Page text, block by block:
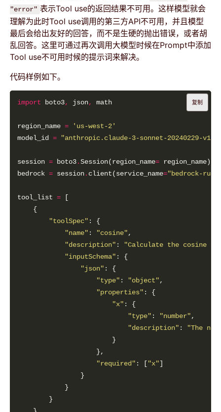
"error" 表示Tool use的返回结果不可用。这样模型就会
理解为此时Tool use调用的第三方API不可用，并且模型
最后会给出友好的回答，而不是生硬的抛出错误，或者胡
乱回答。这里可通过再次调用大模型时候在Prompt中添加
Tool use不可用时候的提示词来解决。
代码样例如下。
import boto3, json,
region_name =
'us-west-2'
model_id = "anthropic.claude-3-sonnet-20240229-
session = boto3.Session(region_name=
bedrock = session. client(service_name="bedrock-
tool_list =
"toolSpec"
"name" : "cosine"
"description" :
"Calculate the cosine
"inputSchema"
"json"
"type" : "object"
"properties"
"x"
"type" : "number"
"description" :
"The
"required" : ["x"
复制